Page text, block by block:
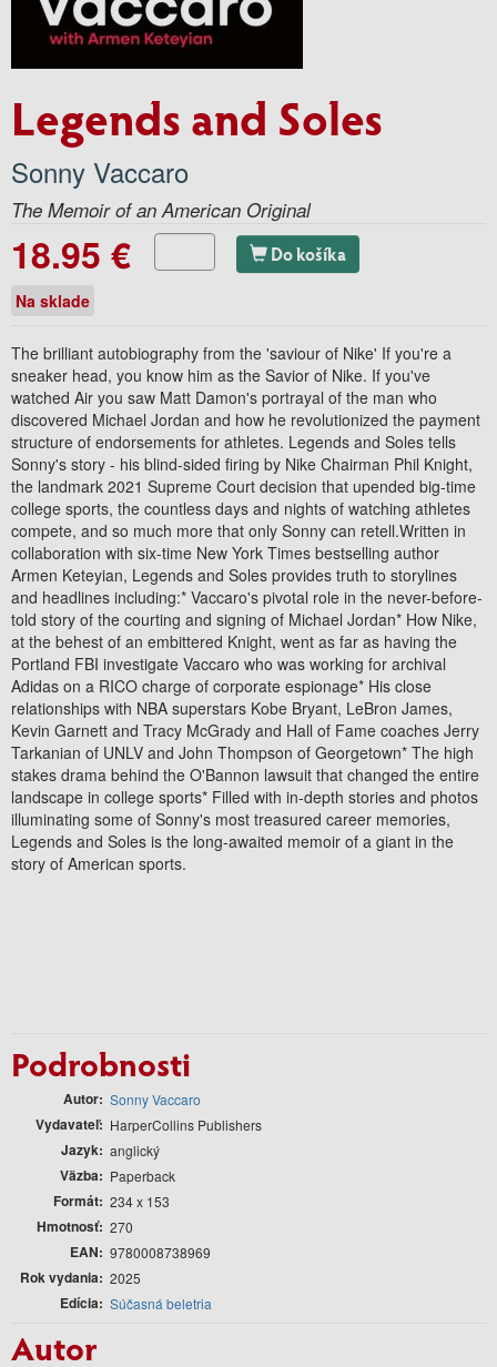
Legends and Soles
Sonny Vaccaro
The Memoir of an American Original
18.95 € Do košíka
Na sklade
The brilliant autobiography from the 'saviour of Nike' If you're a
sneaker head, you know him as the Savior of Nike. If you've
watched Air you saw Matt Damon's portrayal of the man who
discovered Michael Jordan and how he revolutionized the payment
structure of endorsements for athletes. Legends and Soles tells
Sonny's story - his blind-sided firing by Nike Chairman Phil Knight,
the landmark 2021 Supreme Court decision that upended big-time
college sports, the countless days and nights of watching athletes
compete, and so much more that only Sonny can retell.Written in
collaboration with six-time New York Times bestselling author
Armen Keteyian, Legends and Soles provides truth to storylines
and headlines including:* Vaccaro's pivotal role in the never-before-
told story of the courting and signing of Michael Jordan* How Nike,
at the behest of an embittered Knight, went as far as having the
Portland FBI investigate Vaccaro who was working for archival
Adidas on a RICO charge of corporate espionage* His close
relationships with NBA superstars Kobe Bryant, LeBron James,
Kevin Garnett and Tracy McGrady and Hall of Fame coaches Jerry
Tarkanian of UNLV and John Thompson of Georgetown* The high
stakes drama behind the O'Bannon lawsuit that changed the entire
landscape in college sports* Filled with in-depth stories and photos
illuminating some of Sonny's most treasured career memories,
Legends and Soles is the long-awaited memoir of a giant in the
story of American sports.
Podrobnosti
Autor Sonny Vaccaro
Vydavateľ HarperCollins Publishers
Jazyk anglický
Väzba Paperback
Formát 234 x 153
Hmotnosť 270
EAN 9780008738969
Rok vydania 2025
Edícia Súčasná beletria
Autor